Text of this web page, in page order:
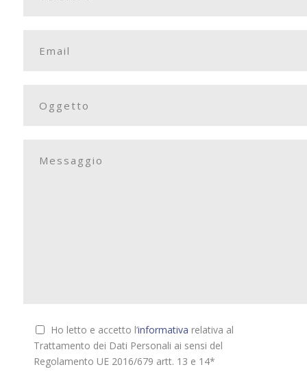
Ho letto e accetto l’informativa relativa al
Trattamento dei Dati Personali ai sensi del
Regolamento UE 2016/679 artt. 13 e 14*